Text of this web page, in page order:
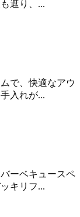
遮り、...
で、快適なアウ
入れが...
ーベキュースペ
キリフ...